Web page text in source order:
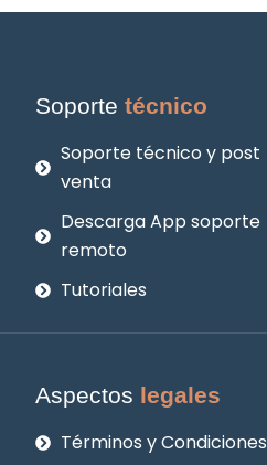
Soportetécnico
Soporte técnico y post
venta
Descarga App soporte
remoto
Tutoriales
Aspectos legales
Términos y Condiciones